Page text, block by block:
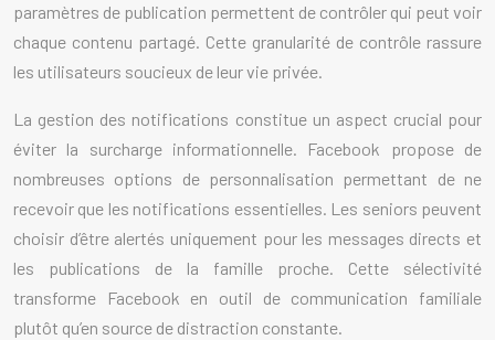
paramètres de publication permettent de contrôler qui peut voir
chaque contenu partagé. Cette granularité de contrôle rassure
les utilisateurs soucieux de leur vie privée.
La gestion des notifications constitue un aspect crucial pour
éviter la surcharge informationnelle. Facebook propose de
nombreuses options de personnalisation permettant de ne
recevoir que les notifications essentielles. Les seniors peuvent
choisir d’être alertés uniquement pour les messages directs et
les publications de la famille proche. Cette sélectivité
transforme Facebook en outil de communication familiale
plutôt qu’en source de distraction constante.